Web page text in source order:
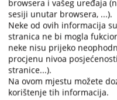
keyboard
shortcuts
for
changing
dates.
10.06.2026.
Anonimizirana Odluka
10.06.2026.
Anonimizirana Odluka
09.06.2026.
Anonimizirana Odluka
browsera i vašeg uređaja
sesiji unutar browsera, ...).
Neke od ovih informacija
stranica ne bi mogla
neke nisu prijeko
procjenu nivoa
stranice...).
Na ovom mjestu možete
korištenje tih informacija.